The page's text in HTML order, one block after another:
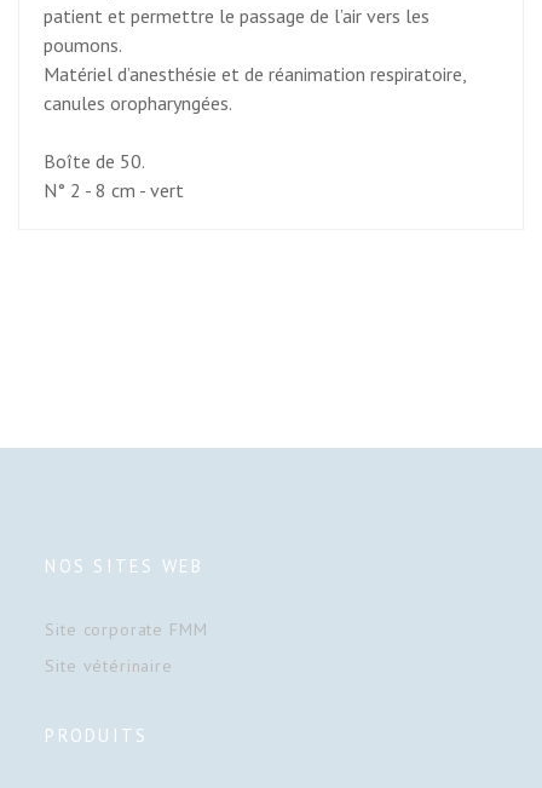
patient et permettre le passage de l’air vers les
poumons.
Matériel d’anesthésie et de réanimation respiratoire,
canules oropharyngées.
Boîte de 50.
N° 2 - 8 cm - vert
NOS SITES WEB
Site corporate FMM
Site vétérinaire
PRODUITS